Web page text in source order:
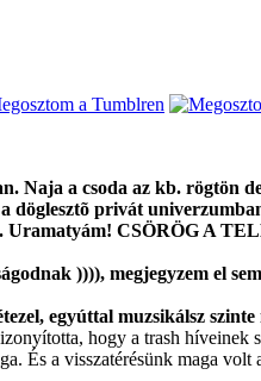
Naja a csoda az kb.
privát
Uramatyám! CSÖRÖG A
)))), megjegyzem el
egyúttal muzsikálsz
hogy a trash
És a visszatérésünk maga